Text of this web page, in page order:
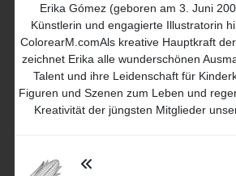
Erika Gómez (geboren am 3. Juni
Künstlerin und engagierte Illustratorin
ColorearM.comAls kreative Hauptkraft
zeichnet Erika alle wunderschönen
Talent und ihre Leidenschaft für
Figuren und Szenen zum Leben und
Kreativität der jüngsten Mitglieder